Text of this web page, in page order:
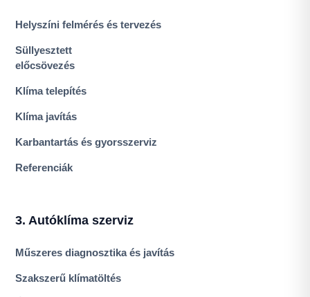
Helyszíni felmérés és tervezés
Süllyesztett
előcsövezés
Klíma telepítés
Klíma javítás
Karbantartás és gyorsszerviz
Referenciák
3. Autóklíma szerviz
Műszeres diagnosztika és javítás
Szakszerű klímatöltés